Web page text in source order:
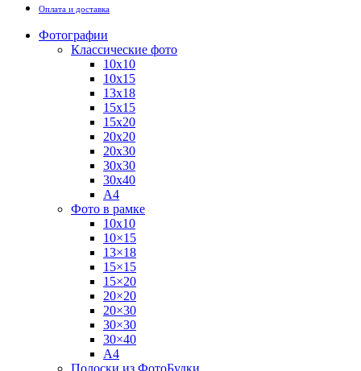
Оплата и доставка
Фотографии
Классические фото
10х10
10х15
13х18
15х15
15х20
20х20
20х30
30х30
30х40
А4
Фото в рамке
10х10
10×15
13×18
15×15
15×20
20×20
20×30
30×30
30×40
A4
Полоски из ФотоБудки